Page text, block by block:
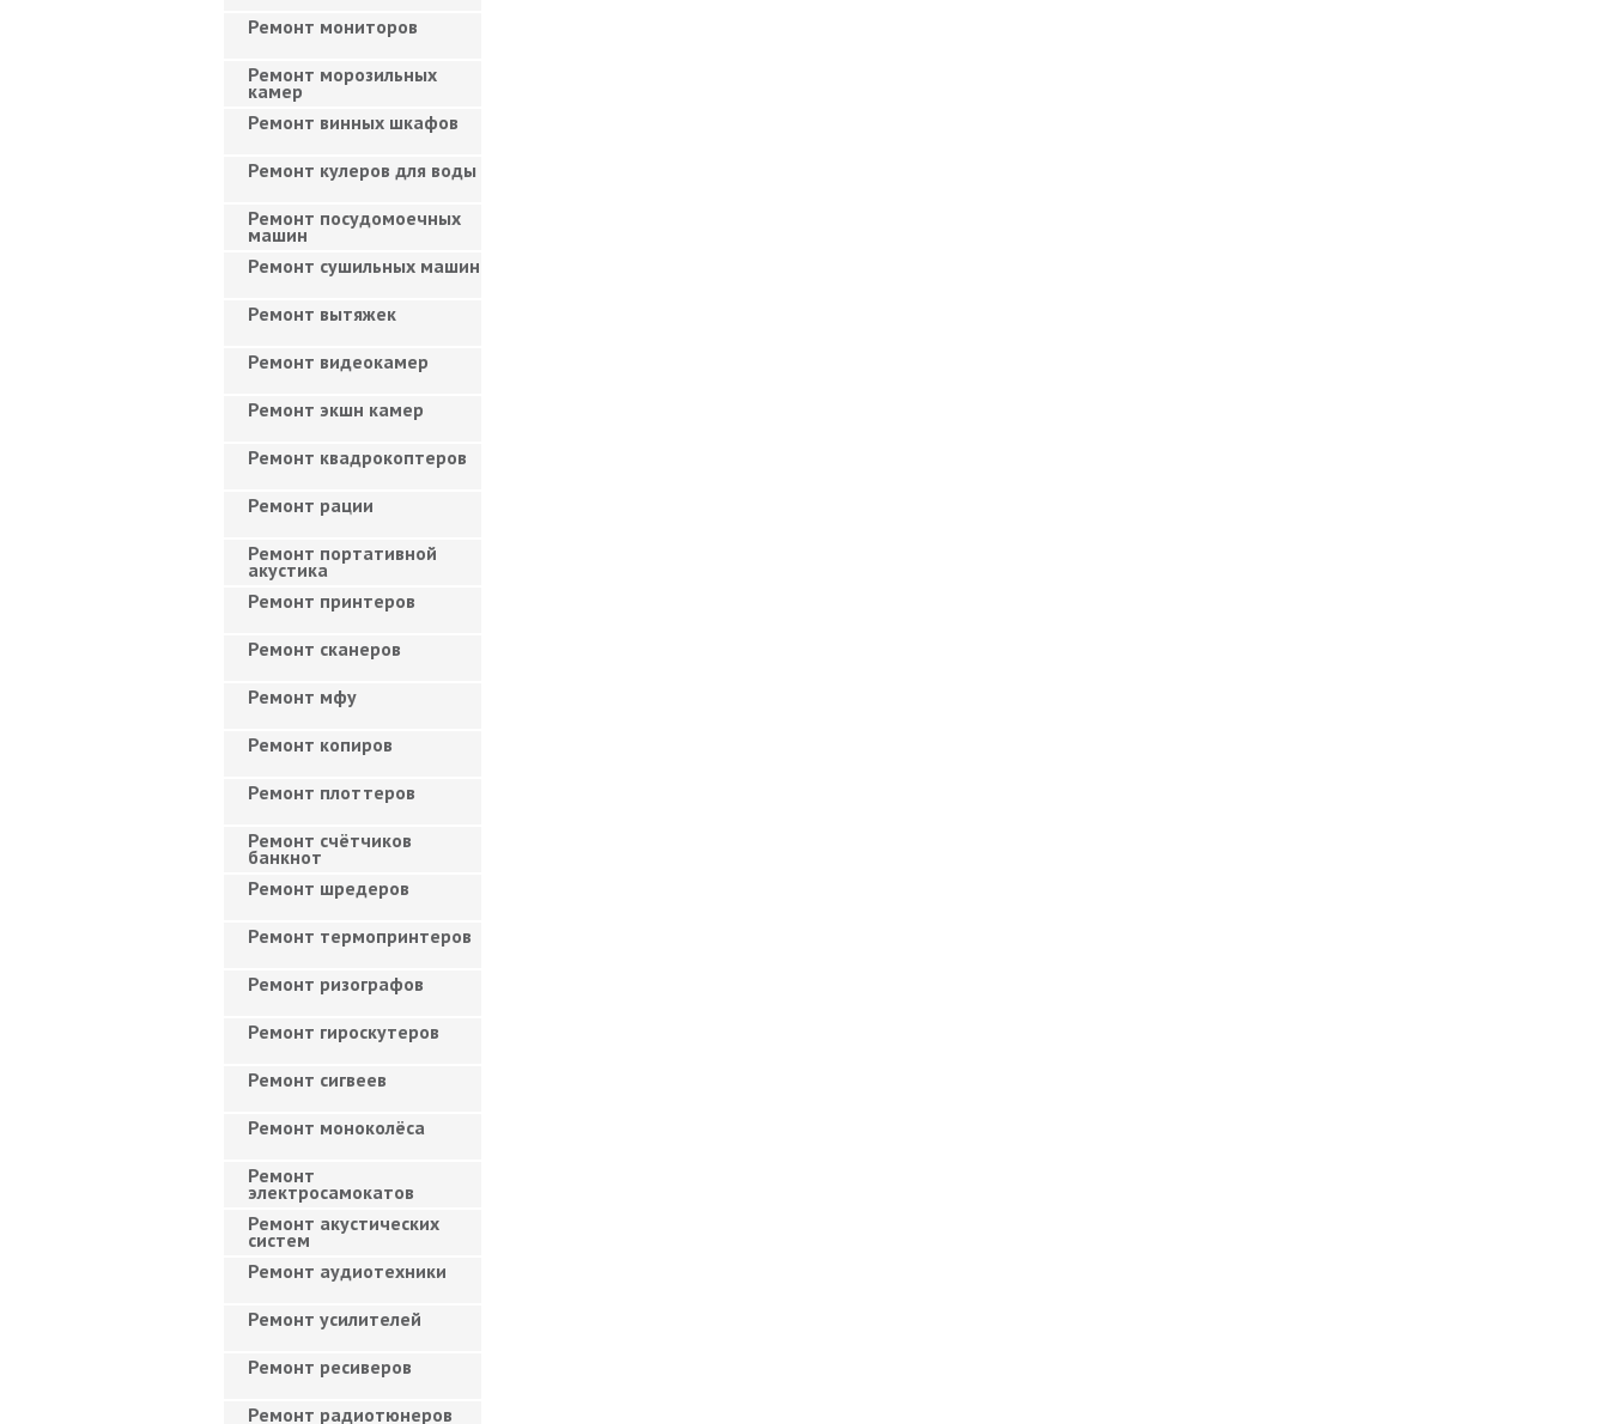
Ремонт мониторов
Ремонт морозильных
камер
Ремонт винных шкафов
Ремонт кулеров для воды
Ремонт посудомоечных
машин
Ремонт сушильных машин
Ремонт вытяжек
Ремонт видеокамер
Ремонт экшн камер
Ремонт квадрокоптеров
Ремонт рации
Ремонт портативной
акустика
Ремонт принтеров
Ремонт сканеров
Ремонт мфу
Ремонт копиров
Ремонт плоттеров
Ремонт счётчиков
банкнот
Ремонт шредеров
Ремонт термопринтеров
Ремонт ризографов
Ремонт гироскутеров
Ремонт сигвеев
Ремонт моноколёса
Ремонт
электросамокатов
Ремонт акустических
систем
Ремонт аудиотехники
Ремонт усилителей
Ремонт ресиверов
Ремонт радиотюнеров